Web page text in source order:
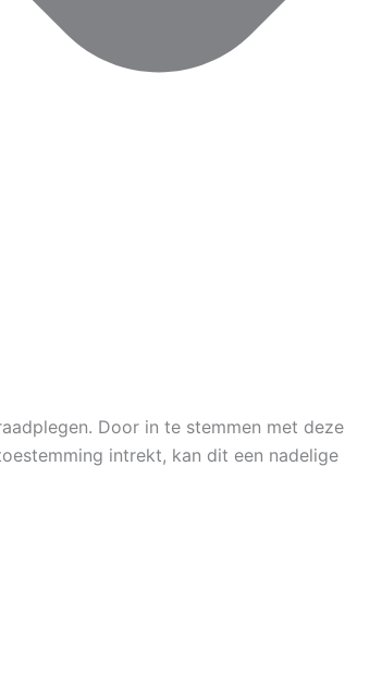
Door in te stemmen met deze
intrekt, kan dit een nadelige